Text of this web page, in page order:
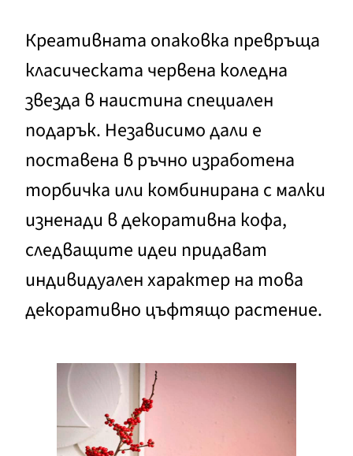
Креативната опаковка превръща
класическата червена коледна
звезда в наистина специален
подарък. Независимо дали е
поставена в ръчно изработена
торбичка или комбинирана с малки
изненади в декоративна кофа,
следващите идеи придават
индивидуален характер на това
декоративно цъфтящо растение.